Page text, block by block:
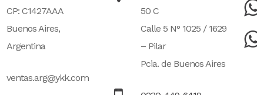
CP: C1427AAA
Buenos Aires,
Argentina
ventas.arg@ykk.com
50 C
Calle 5 N° 1025 / 1629
– Pilar
Pcia. de Buenos Aires